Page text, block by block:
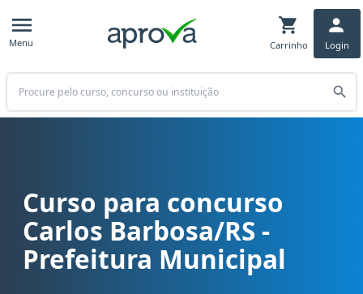
Menu Carrinho Login
Buscar
Curso para concurso Carlos Barbosa/RS - Prefeitura Municipal
Curso para concurso
Carlos Barbosa/RS -
Prefeitura Municipal